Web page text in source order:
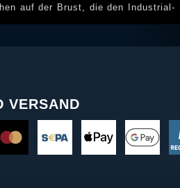
auf der Brust, die den Industrial-
VERSAND